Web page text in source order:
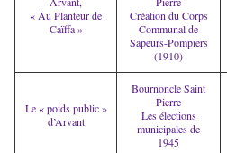
« Au Planteur de
Caïffa »
Création du Corps
Communal de
Sapeurs-Pompiers
(1910)
Le « poids public »
d’Arvant
Bournoncle Saint
Pierre
Les élections
municipales de
1945